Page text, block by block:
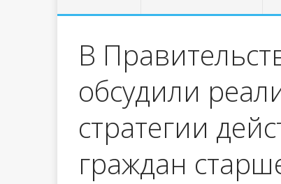
В
обсудили
стратегии
граждан